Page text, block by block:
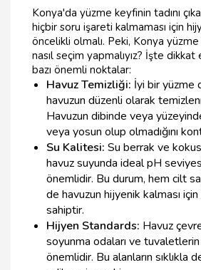
Konya'da yüzme keyfinin tadını
hiçbir soru işareti kalmaması için
öncelikli olmalı. Peki, Konya yüzme
nasıl seçim yapmalıyız? İşte
bazı önemli noktalar:
Havuz Temizliği: İyi bir yüzme
havuzun düzenli olarak
Havuzun dibinde veya
veya yosun olup olmadığını
Su Kalitesi: Su berrak ve
havuz suyunda ideal pH
önemlidir. Bu durum, hem cilt
de havuzun hijyenik kalması
sahiptir.
Hijyen Standards: Havuz
soyunma odaları ve
önemlidir. Bu alanların sıklıkla